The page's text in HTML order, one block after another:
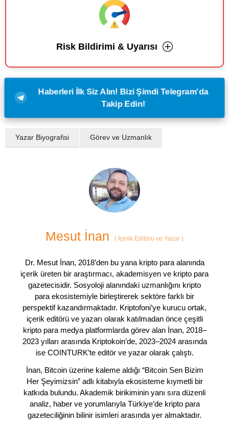
Risk Bildirimi & Uyarısı
Haberleri İlk Siz Alın! Bizi Şimdi Telegram'da
Takip Edin!
Yazar Biyografisi Görev ve Uzmanlık
Mesut İnan ( İçerik Editörü ve Yazar )
Dr. Mesut İnan, 2018’den bu yana kripto para alanında
içerik üreten bir araştırmacı, akademisyen ve kripto para
gazetecisidir. Sosyoloji alanındaki uzmanlığını kripto
para ekosistemiyle birleştirerek sektöre farklı bir
perspektif kazandırmaktadır. Kriptofoni’ye kurucu ortak,
içerik editörü ve yazarı olarak katılmadan önce çeşitli
kripto para medya platformlarda görev alan İnan, 2018–
2023 yılları arasında Kriptokoin’de, 2023–2024 arasında
ise COINTURK’te editör ve yazar olarak çalıştı.
İnan, Bitcoin üzerine kaleme aldığı “Bitcoin Sen Bizim
Her Şeyimizsin” adlı kitabıyla ekosisteme kıymetli bir
katkıda bulundu. Akademik birikiminin yanı sıra düzenli
analiz, haber ve yorumlarıyla Türkiye’de kripto para
gazeteciliğinin bilinir isimleri arasında yer almaktadır.